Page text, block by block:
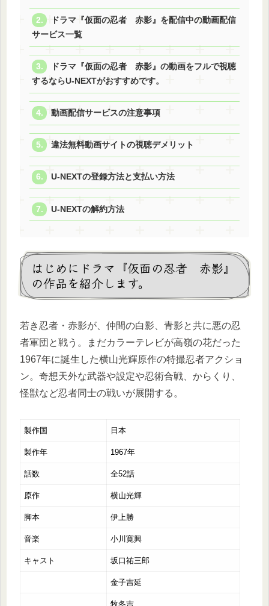
ドラマ『仮面の忍者 赤影』を配信中の動画配信
サービス一覧
ドラマ『仮面の忍者 赤影』の動画をフルで視聴
するならU-NEXTがおすすめです。
動画配信サービスの注意事項
違法無料動画サイトの視聴デメリット
U-NEXTの登録方法と支払い方法
U-NEXTの解約方法
はじめにドラマ『仮面の忍者 赤影』
の作品を紹介します。
若き忍者・赤影が、仲間の白影、青影と共に悪の忍
者軍団と戦う。まだカラーテレビが高嶺の花だった
1967年に誕生した横山光輝原作の特撮忍者アクショ
ン。奇想天外な武器や設定や忍術合戦、からくり、
怪獣など忍者同士の戦いが展開する。
製作国 日本
製作年 1967年
話数 全52話
原作 横山光輝
脚本 伊上勝
音楽 小川寛興
キャスト 坂口祐三郎
金子吉延
牧冬吉